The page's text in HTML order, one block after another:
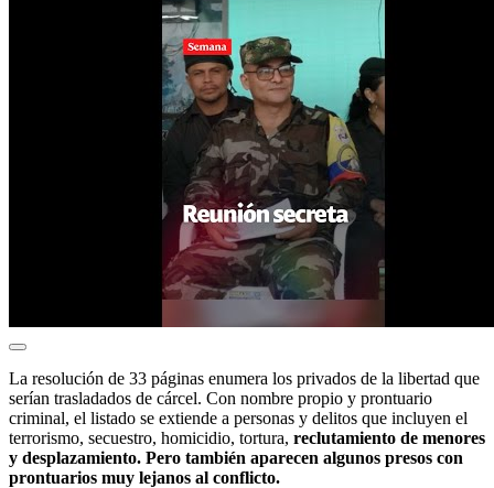
La resolución de 33 páginas enumera los privados de la libertad que
serían trasladados de cárcel. Con nombre propio y prontuario
criminal, el listado se extiende a personas y delitos que incluyen el
terrorismo, secuestro, homicidio, tortura, reclutamiento de menores
y desplazamiento. Pero también aparecen algunos presos con
prontuarios muy lejanos al conflicto.